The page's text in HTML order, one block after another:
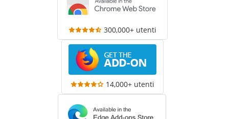
300,000+ utenti
14,000+ utenti